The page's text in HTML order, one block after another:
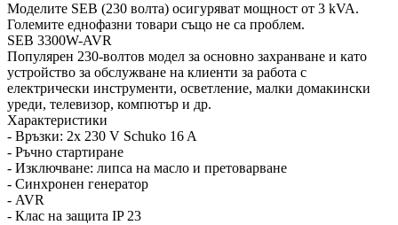
Моделите SEB (230 волта) осигуряват мощност от 3 kVA.
Големите еднофазни товари също не са проблем.
SEB 3300W-AVR
Популярен 230-волтов модел за основно захранване и като
устройство за обслужване на клиенти за работа с
електрически инструменти, осветление, малки домакински
уреди, телевизор, компютър и др.
Характеристики
- Връзки: 2x 230 V Schuko 16 A
- Ръчно стартиране
- Изключване: липса на масло и претоварване
- Синхронен генератор
- AVR
- Клас на защита IP 23